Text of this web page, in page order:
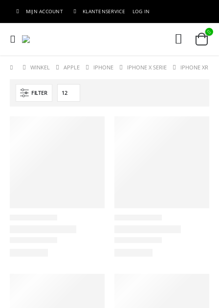
MIJN ACCOUNT KLANTENSERVICE LOG IN
WINKEL APPLE IPHONE IPHONE X SERIE IPHONE XR
FILTER